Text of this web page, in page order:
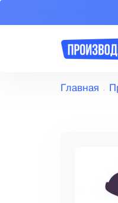
Главная